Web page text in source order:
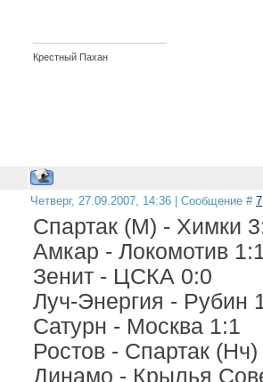
Крестный Пахан
Четверг, 27.09.2007, 14:36 | Сообщение # 7
Спартак (М) - Химки
Амкар - Локомотив
Зенит - ЦСКА 0:0
Луч-Энергия - Рубин
Сатурн - Москва 1:1
Ростов - Спартак
Динамо - Крылья